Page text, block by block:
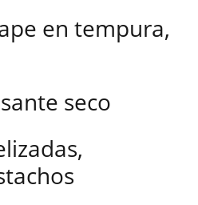
en tempura,
seco